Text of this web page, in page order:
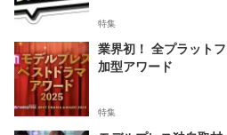
特集
業界初！ 全プラット
加型アワード
特集